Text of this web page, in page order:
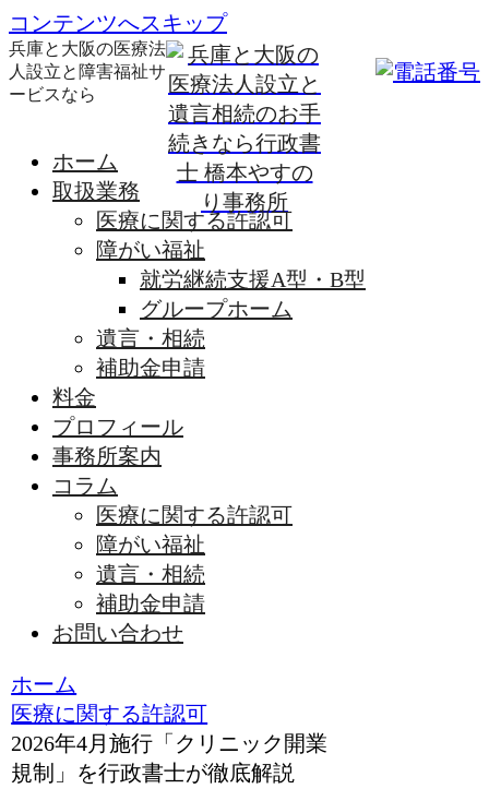
コンテンツへスキップ
兵庫と大阪の医療法
人設立と障害福祉サ
ービスなら
ホーム
取扱業務
医療に関する許認可
障がい福祉
就労継続支援A型・B型
グループホーム
遺言・相続
補助金申請
料金
プロフィール
事務所案内
コラム
医療に関する許認可
障がい福祉
遺言・相続
補助金申請
お問い合わせ
ホーム
医療に関する許認可
2026年4月施行「クリニック開業
規制」を行政書士が徹底解説